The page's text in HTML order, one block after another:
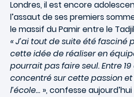
Londres, il est encore
l’assaut de ses premiers
le massif du Pamir entre le
« J’ai tout de suite été fasciné
cette idée de réaliser en
pourrait pas faire seul. Entre 19
concentré sur cette passion
l’école… », confesse